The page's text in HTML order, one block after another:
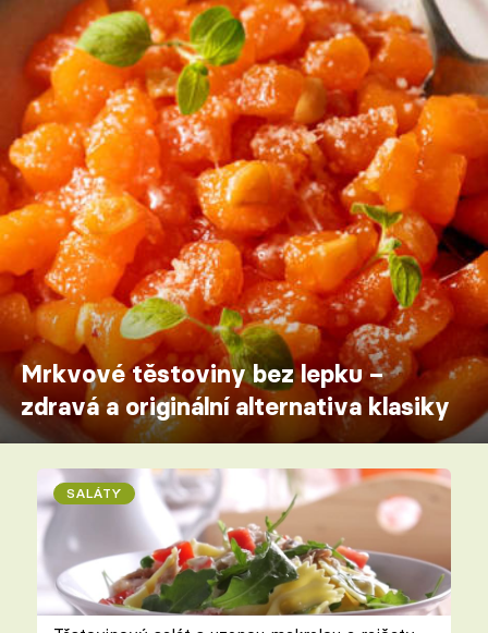
Mrkvové těstoviny bez lepku –
zdravá a originální alternativa klasiky
SALÁTY